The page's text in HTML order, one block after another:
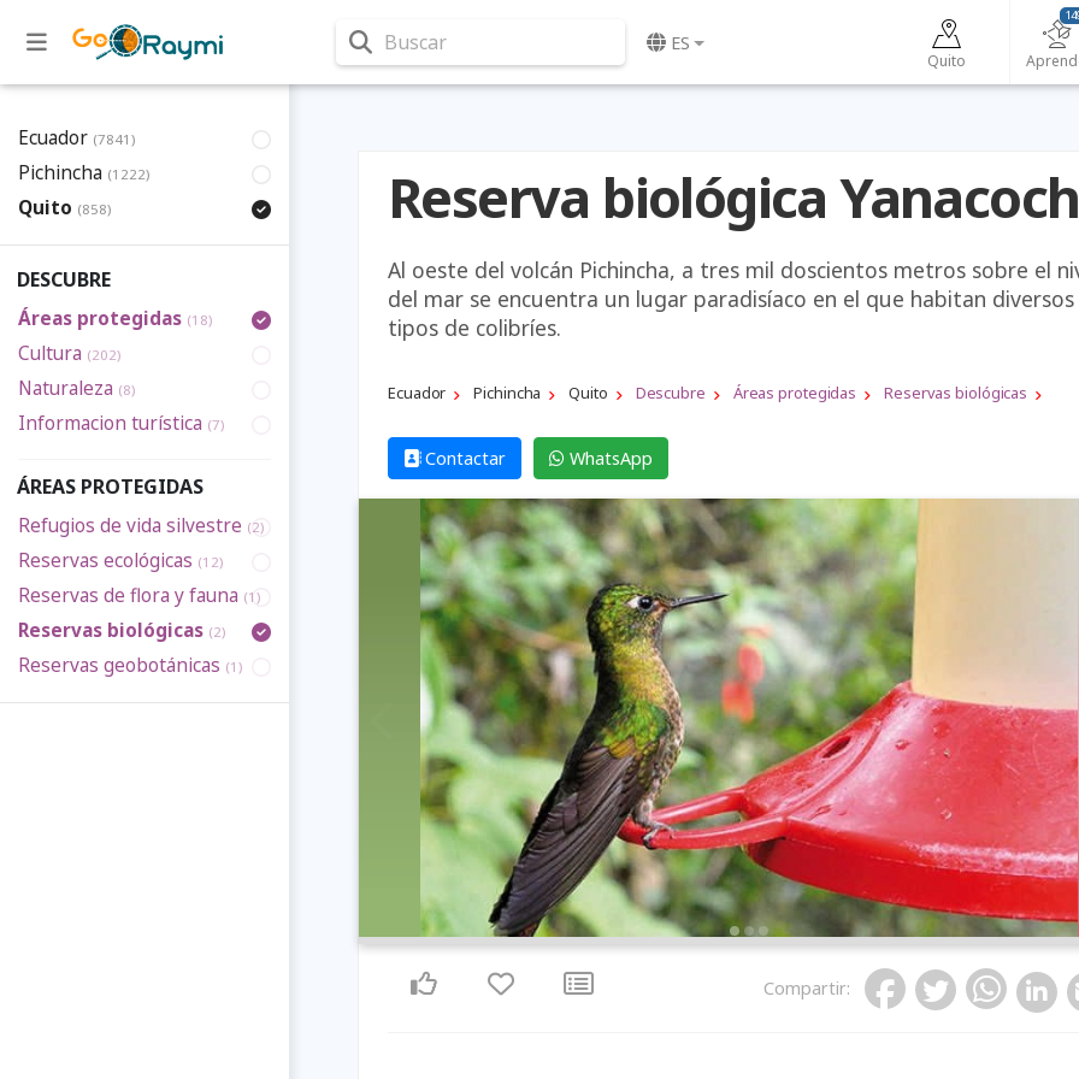
Buscar ES
Quito
Ecuador (7841)
Pichincha (1222)
Quito (858)
DESCUBRE
Áreas protegidas (18)
Cultura (202)
Naturaleza (8)
Informacion turística (7)
ÁREAS PROTEGIDAS
Refugios de vida silvestre (2)
Reservas ecológicas (12)
Reservas de flora y fauna (1)
Reservas biológicas (2)
Reservas geobotánicas (1)
Reserva biológica
Al oeste del volcán Pichincha, a tres mil doscientos metros sobre el
del mar se encuentra un lugar paradisíaco en el que habitan diversos
tipos de colibríes.
Ecuador Pichincha Quito Descubre Áreas protegidas Reservas biológicas
Contactar WhatsApp
Previous
Compartir: